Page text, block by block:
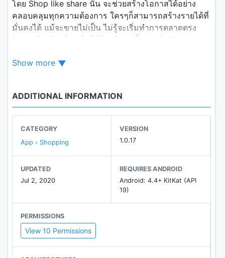
โดย Shop like share นั้น จะช่วยสร้างโอกาสได้อย่าง
คลอบคลุมทุกความต้องการ ใครๆก็สามารถสร้างรายได้ที่
มั่นคงได้ แม้จะขายไม่เป็น ไม่รู้จะเริ่มทำการตลาดตรง
ไหน หรือสร้างสื่อยังไงให้โดนใจคนซื้อ .... ซึ่ง Shop like
ออนไลน์อย่างเช่นเว็บไซต์ / แอ็บพลิเคชั่น / โซเชียลมีเดีย
แล้วนำไปขายให้กับคนอื่นๆ ตามหน้าร้านของตัวเอง
ดังนั้น Shop like share จึงเป็นผู้ช่วยและสร้างโอกาสใน
การหารายได้ให้คุณได้มากกว่าแค่แหล่งช็อปปิ้ง
มาร่วมงานกับ ช็อปไลค์แชร์แล้ว เราจะช่วยสร้างโอกาส /
เพิ่มช่องทาง / ส่งเสริมการขาย Shop like share พร้อมจะ
เป็นที่ปรึกษาทางด้านการตลาด และสร้างเว็ปที่เสมือนหน้า
รวมทั้งยังช่วยสนับสนุนสื่อในโลกออนไลน์ และที่สำคัญ
เรามีตัวแทนจำหน่ายเตรียมไว้ให้คุณพร้อมที่จะขายสินค้า
อย่างครบวงจร
Show more
ADDITIONAL INFORMATION
CATEGORY
App › Shopping
VERSION
1.0.17
UPDATED
Jul 2, 2020
REQUIRES ANDROID
Android: 4.4+ KitKat (API
19)
PERMISSIONS
View 10 Permissions